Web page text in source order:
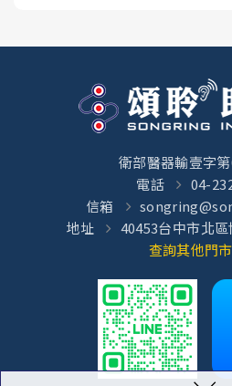
衛部醫器輸壹字
電話
04-
信箱
地址
40453台中市北
查詢其他門